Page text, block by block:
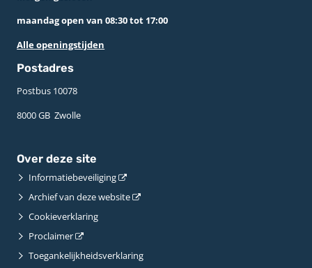
maandag open van 08:30 tot 17:00
Alle openingstijden
Postadres
Postbus 10078 ­
8000 GB ­ Zwolle
Over deze site
Informatiebeveiliging
Archief van deze website
Cookieverklaring
Proclaimer
Toegankelijkheidsverklaring